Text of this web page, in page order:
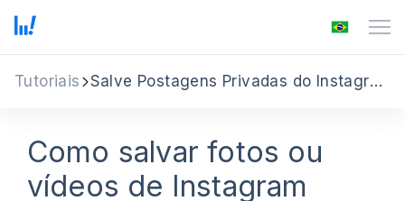
Tutoriais Salve Postagens Privadas do Instagram
Como salvar fotos ou
vídeos de Instagram